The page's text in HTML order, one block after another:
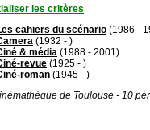
les critères
cahiers du scénario (1986 -
(1932 - )
& média (1988 - 2001)
revue (1925 - )
roman (1945 - )
de Toulouse - 10